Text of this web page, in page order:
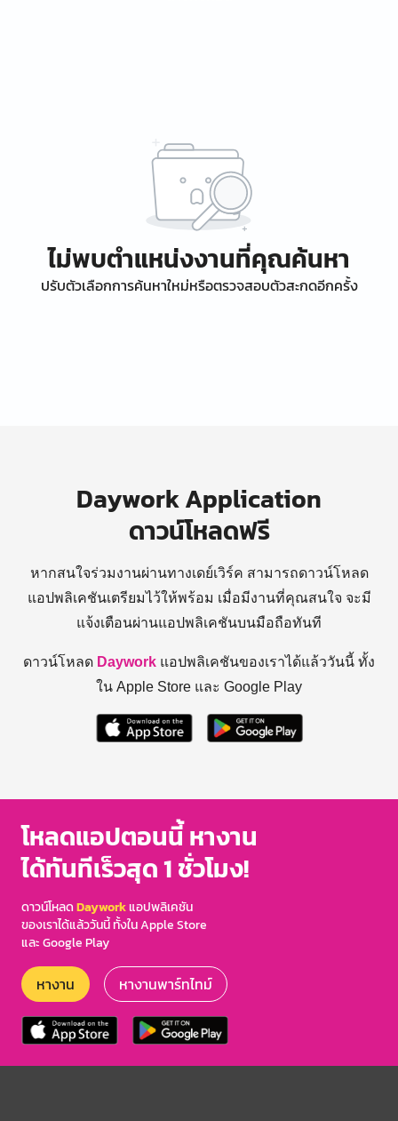
ไม่พบตำแหน่งงานที่คุณค้นหา
ปรับตัวเลือกการค้นหาใหม่หรือตรวจสอบตัวสะกดอีกครั้ง
Daywork Application
ดาวน์โหลดฟรี
หากสนใจร่วมงานผ่านทางเดย์เวิร์ค สามารถดาวน์โหลด
แอปพลิเคชันเตรียมไว้ให้พร้อม เมื่อมีงานที่คุณสนใจ จะมี
แจ้งเตือนผ่านแอปพลิเคชันบนมือถือทันที
ดาวน์โหลด Daywork แอปพลิเคชันของเราได้แล้ววันนี้ ทั้ง
ใน Apple Store และ Google Play
โหลดแอปตอนนี้ หางาน
ได้ทันทีเร็วสุด 1 ชั่วโมง!
ดาวน์โหลดDayworkแอปพลิเคชัน
ของเราได้แล้ววันนี้ ทั้งใน Apple Store
และ Google Play
หางาน หางานพาร์ทไทม์